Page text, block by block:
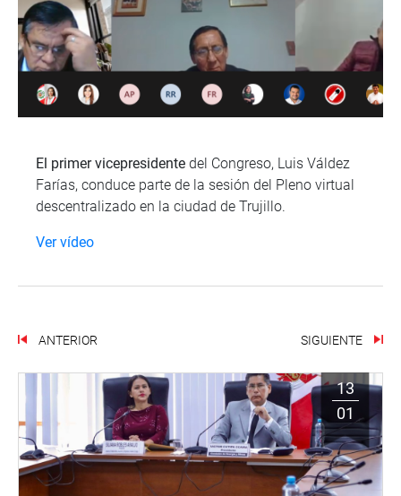
El primer vicepresidente del Congreso, Luis Váldez
Farías, conduce parte de la sesión del Pleno virtual
descentralizado en la ciudad de Trujillo.
Ver vídeo
ANTERIOR SIGUIENTE
13
01